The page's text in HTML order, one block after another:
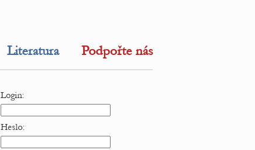
Literatura Podpořte nás
Login:
Heslo: